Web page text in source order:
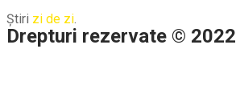
Știri zi de zi.
Drepturi rezervate © 2022